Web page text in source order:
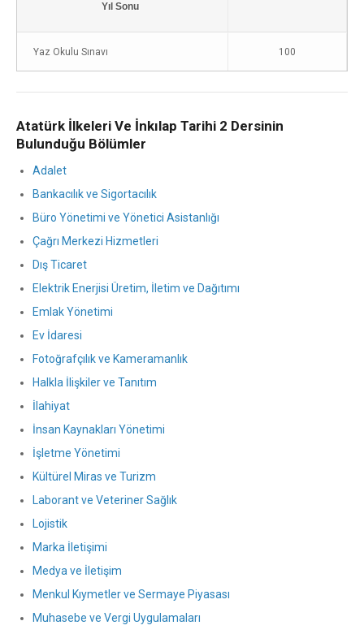
Yıl Sonu
Yaz Okulu Sınavı 100
Atatürk İlkeleri Ve İnkılap Tarihi 2 Dersinin
Bulunduğu Bölümler
Adalet
Bankacılık ve Sigortacılık
Büro Yönetimi ve Yönetici Asistanlığı
Çağrı Merkezi Hizmetleri
Dış Ticaret
Elektrik Enerjisi Üretim, İletim ve Dağıtımı
Emlak Yönetimi
Ev İdaresi
Fotoğrafçılık ve Kameramanlık
Halkla İlişkiler ve Tanıtım
İlahiyat
İnsan Kaynakları Yönetimi
İşletme Yönetimi
Kültürel Miras ve Turizm
Laborant ve Veteriner Sağlık
Lojistik
Marka İletişimi
Medya ve İletişim
Menkul Kıymetler ve Sermaye Piyasası
Muhasebe ve Vergi Uygulamaları